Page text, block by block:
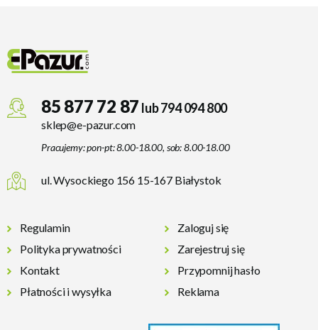
85 877 72 87 lub 794 094 800
sklep@e-pazur.com
Pracujemy: pon-pt: 8.00-18.00, sob: 8.00-18.00
ul. Wysockiego 156 15-167 Białystok
Regulamin
Polityka prywatności
Kontakt
Płatności i wysyłka
Zaloguj się
Zarejestruj się
Przypomnij hasło
Reklama